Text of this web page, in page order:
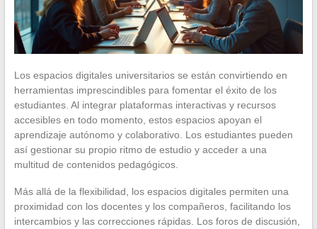
Los espacios digitales universitarios se están convirtiendo en
herramientas imprescindibles para fomentar el éxito de los
estudiantes. Al integrar plataformas interactivas y recursos
accesibles en todo momento, estos espacios apoyan el
aprendizaje autónomo y colaborativo. Los estudiantes pueden
así gestionar su propio ritmo de estudio y acceder a una
multitud de contenidos pedagógicos.
Más allá de la flexibilidad, los espacios digitales permiten una
proximidad con los docentes y los compañeros, facilitando los
intercambios y las correcciones rápidas. Los foros de discusión,